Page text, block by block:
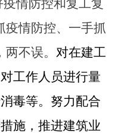
情防控和复工复
疫情防控、一手抓
不误。 对在建工
工作人员进行量
毒等。努力配合
施，推进建筑业